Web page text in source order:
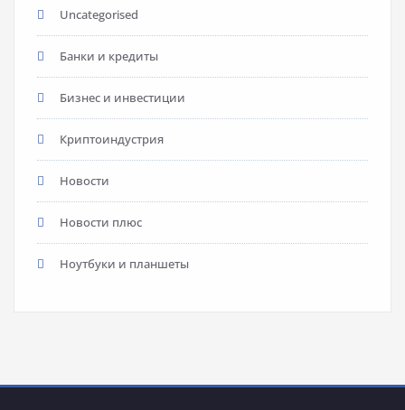
Uncategorised
Банки и кредиты
Бизнес и инвестиции
Криптоиндустрия
Новости
Новости плюс
Ноутбуки и планшеты